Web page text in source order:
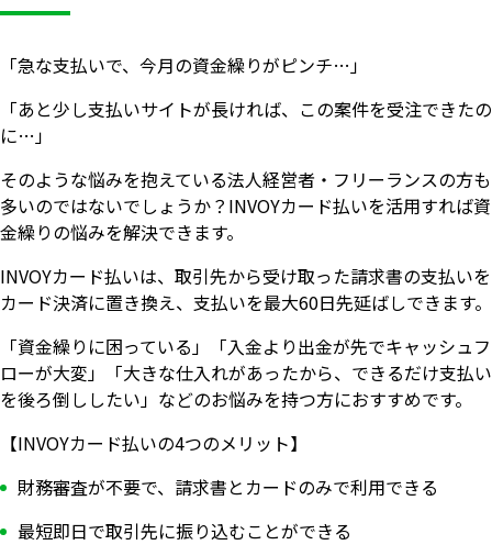
「急な支払いで、今月の資金繰りがピンチ…」
「あと少し支払いサイトが長ければ、この案件を受注できたの
に…」
そのような悩みを抱えている法人経営者・フリーランスの方も
多いのではないでしょうか？INVOYカード払いを活用すれば資
金繰りの悩みを解決できます。
INVOYカード払いは、取引先から受け取った請求書の支払いを
カード決済に置き換え、支払いを最大60日先延ばしできます。
「資金繰りに困っている」「入金より出金が先でキャッシュフ
ローが大変」「大きな仕入れがあったから、できるだけ支払い
を後ろ倒ししたい」などのお悩みを持つ方におすすめです。
【INVOYカード払いの4つのメリット】
財務審査が不要で、請求書とカードのみで利用できる
最短即日で取引先に振り込むことができる